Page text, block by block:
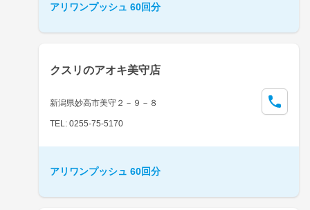
アリワンプッシュ 60回分
クスリのアオキ美守店
新潟県妙高市美守２－９－８
TEL: 0255-75-5170
アリワンプッシュ 60回分